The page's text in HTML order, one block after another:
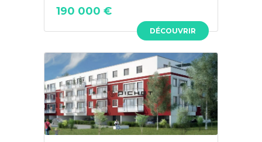
DÉCOUVRIR
190 000 €